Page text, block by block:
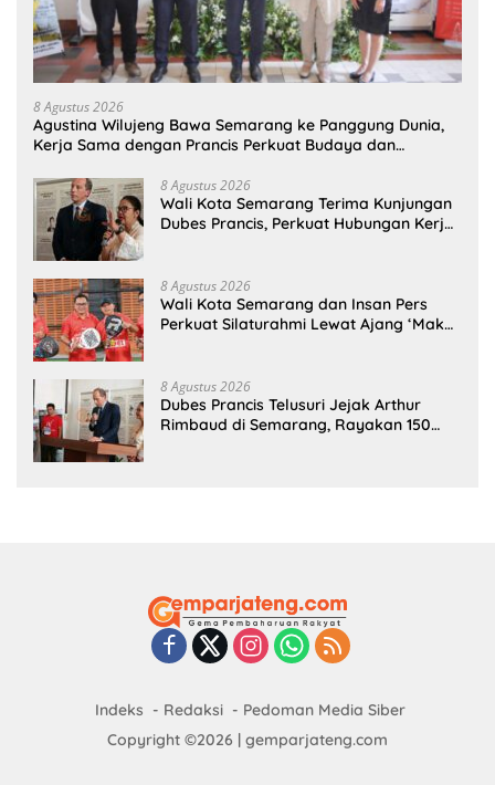
8 Agustus 2026
Agustina Wilujeng Bawa Semarang ke Panggung Dunia,
Kerja Sama dengan Prancis Perkuat Budaya dan
8 Agustus 2026
Wali Kota Semarang Terima Kunjungan
Dubes Prancis, Perkuat Hubungan Kerja
8 Agustus 2026
Wali Kota Semarang dan Insan Pers
Perkuat Silaturahmi Lewat Ajang ‘Mak
8 Agustus 2026
Dubes Prancis Telusuri Jejak Arthur
Rimbaud di Semarang, Rayakan 150
Indeks Redaksi
Pedoman Media Siber
Copyright ©2026 | gemparjateng.com